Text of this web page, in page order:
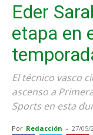
Eder
etapa en
El técnico vasco
ascenso a
Sports en esta
Por Redacción - 27/05/